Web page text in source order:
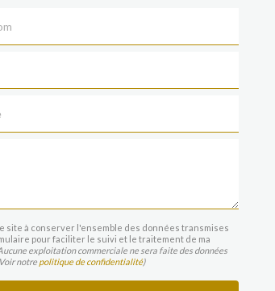
site à conserver l'ensemble des données transmises
pour faciliter le suivi et le traitement de ma
exploitation commerciale ne sera faite des données
notre politique de confidentialité)